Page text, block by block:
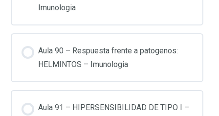
Imunologia
Aula 90 – Respuesta frente a patogenos:
HELMINTOS – Imunologia
Aula 91 – HIPERSENSIBILIDAD DE TIPO I –